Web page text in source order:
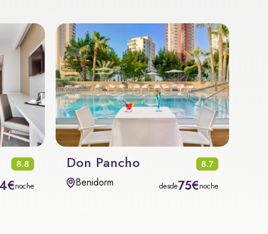
8.8
noche
Don Pancho 8.7
Benidorm desde75€noche